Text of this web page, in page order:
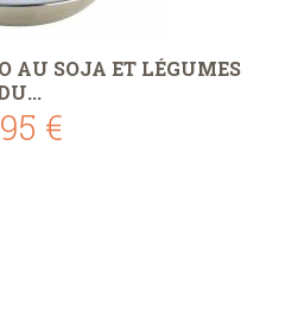
AU SOJA ET LÉGUMES
€